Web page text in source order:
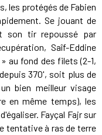
les protégés de Fabien
Se jouant de
son tir repoussé par
Saîf-Eddine
au fond des filets (2-1,
370', soit plus de
bien meilleur visage
en même temps), les
Fayçal Fajr sur
tentative à ras de terre